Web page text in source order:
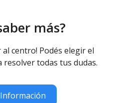
más?
centro! Podés elegir el
todas tus dudas.